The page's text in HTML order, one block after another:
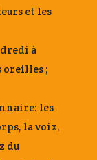
et les
à
oreilles ;
les
la voix,
du